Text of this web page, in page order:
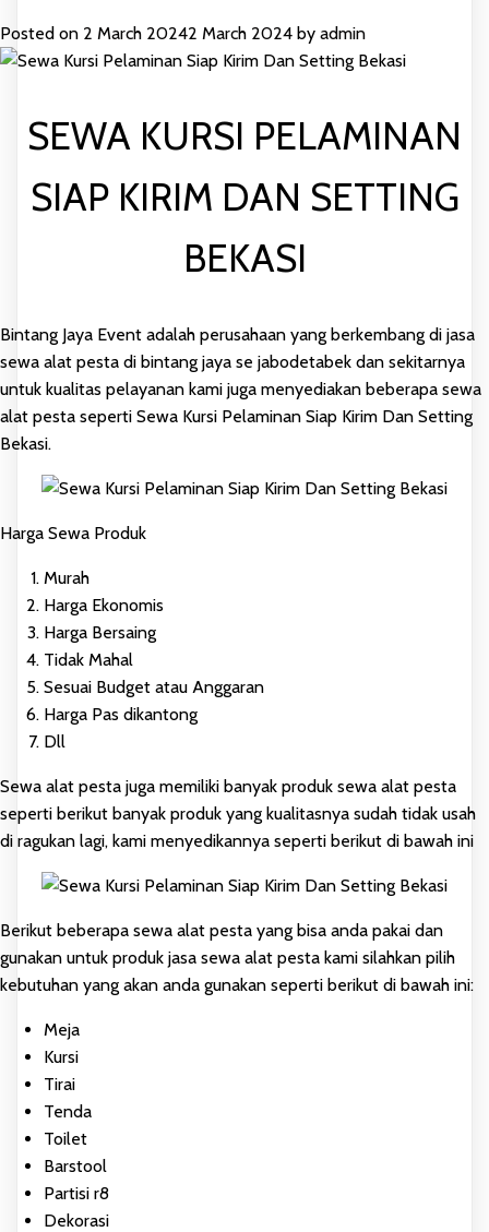
Posted on 2 March 20242 March 2024 by admin
SEWA KURSI PELAMINAN
SIAP KIRIM DAN SETTING
BEKASI
Bintang Jaya Event adalah perusahaan yang berkembang di jasa
sewa alat pesta di bintang jaya se jabodetabek dan sekitarnya
untuk kualitas pelayanan kami juga menyediakan beberapa sewa
alat pesta seperti Sewa Kursi Pelaminan Siap Kirim Dan Setting
Bekasi.
Harga Sewa Produk
Murah
Harga Ekonomis
Harga Bersaing
Tidak Mahal
Sesuai Budget atau Anggaran
Harga Pas dikantong
Dll
Sewa alat pesta juga memiliki banyak produk sewa alat pesta
seperti berikut banyak produk yang kualitasnya sudah tidak usah
di ragukan lagi, kami menyedikannya seperti berikut di bawah ini
Berikut beberapa sewa alat pesta yang bisa anda pakai dan
gunakan untuk produk jasa sewa alat pesta kami silahkan pilih
kebutuhan yang akan anda gunakan seperti berikut di bawah ini:
Meja
Kursi
Tirai
Tenda
Toilet
Barstool
Partisi r8
Dekorasi